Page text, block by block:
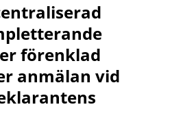
förenklad
anmälan vid